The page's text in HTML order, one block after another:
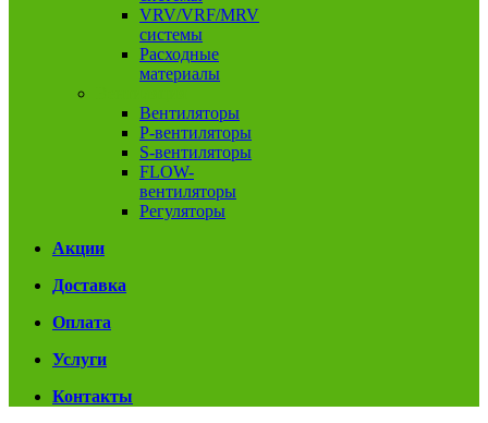
VRV/VRF/MRV
системы
Расходные
материалы
Вентиляторы
P-вентиляторы
S-вентиляторы
FLOW-
вентиляторы
Регуляторы
Акции
Доставка
Оплата
Услуги
Контакты